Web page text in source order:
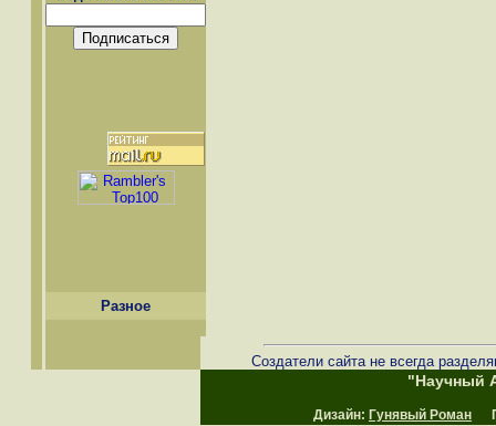
Разное
Создатели сайта не всегда
"Научный
Дизайн: Гунявый Роман